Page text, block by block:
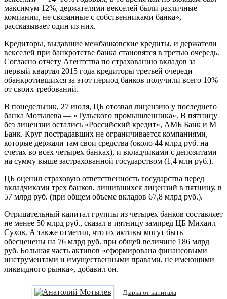
максимум 12%, держателями векселей были различные
компании, не связанные с собственниками банка», —
рассказывает один из них.
Кредиторы, выдавшие межбанковские кредиты, и держатели
векселей при банкротстве банка становятся в третью очередь.
Согласно отчету Агентства по страхованию вкладов за
первый квартал 2015 года кредиторы третьей очереди
обанкротившихся за этот период банков получили всего 10%
от своих требований.
В понедельник, 27 июля, ЦБ отозвал лицензию у последнего
банка Мотылева — «Тульского промышленника». В пятницу
без лицензии остались «Российский кредит», АМБ Банк и М
Банк. Круг пострадавших не ограничивается компаниями,
которые держали там свои средства (около 44 млрд руб. на
счетах во всех четырех банках), и вкладчиками с депозитами
на сумму выше застрахованной государством (1,4 млн руб.).
ЦБ оценил страховую ответственность государства перед
вкладчиками трех банков, лишившихся лицензий в пятницу, в
57 млрд руб. (при общем объеме вкладов 67,8 млрд руб.).
Отрицательный капитал группы из четырех банков составляет
не менее 50 млрд руб., сказал в пятницу зампред ЦБ Михаил
Сухов. А также отметил, что их активы могут быть
обесценены на 76 млрд руб. при общей величине 186 млрд
руб. Большая часть активов «сформирована финансовыми
инструментами и имущественными правами, не имеющими
ликвидного рынка», добавил он.
Дырка от капитала